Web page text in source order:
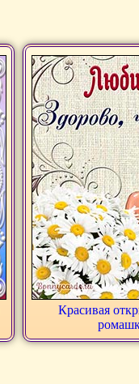
Красивая